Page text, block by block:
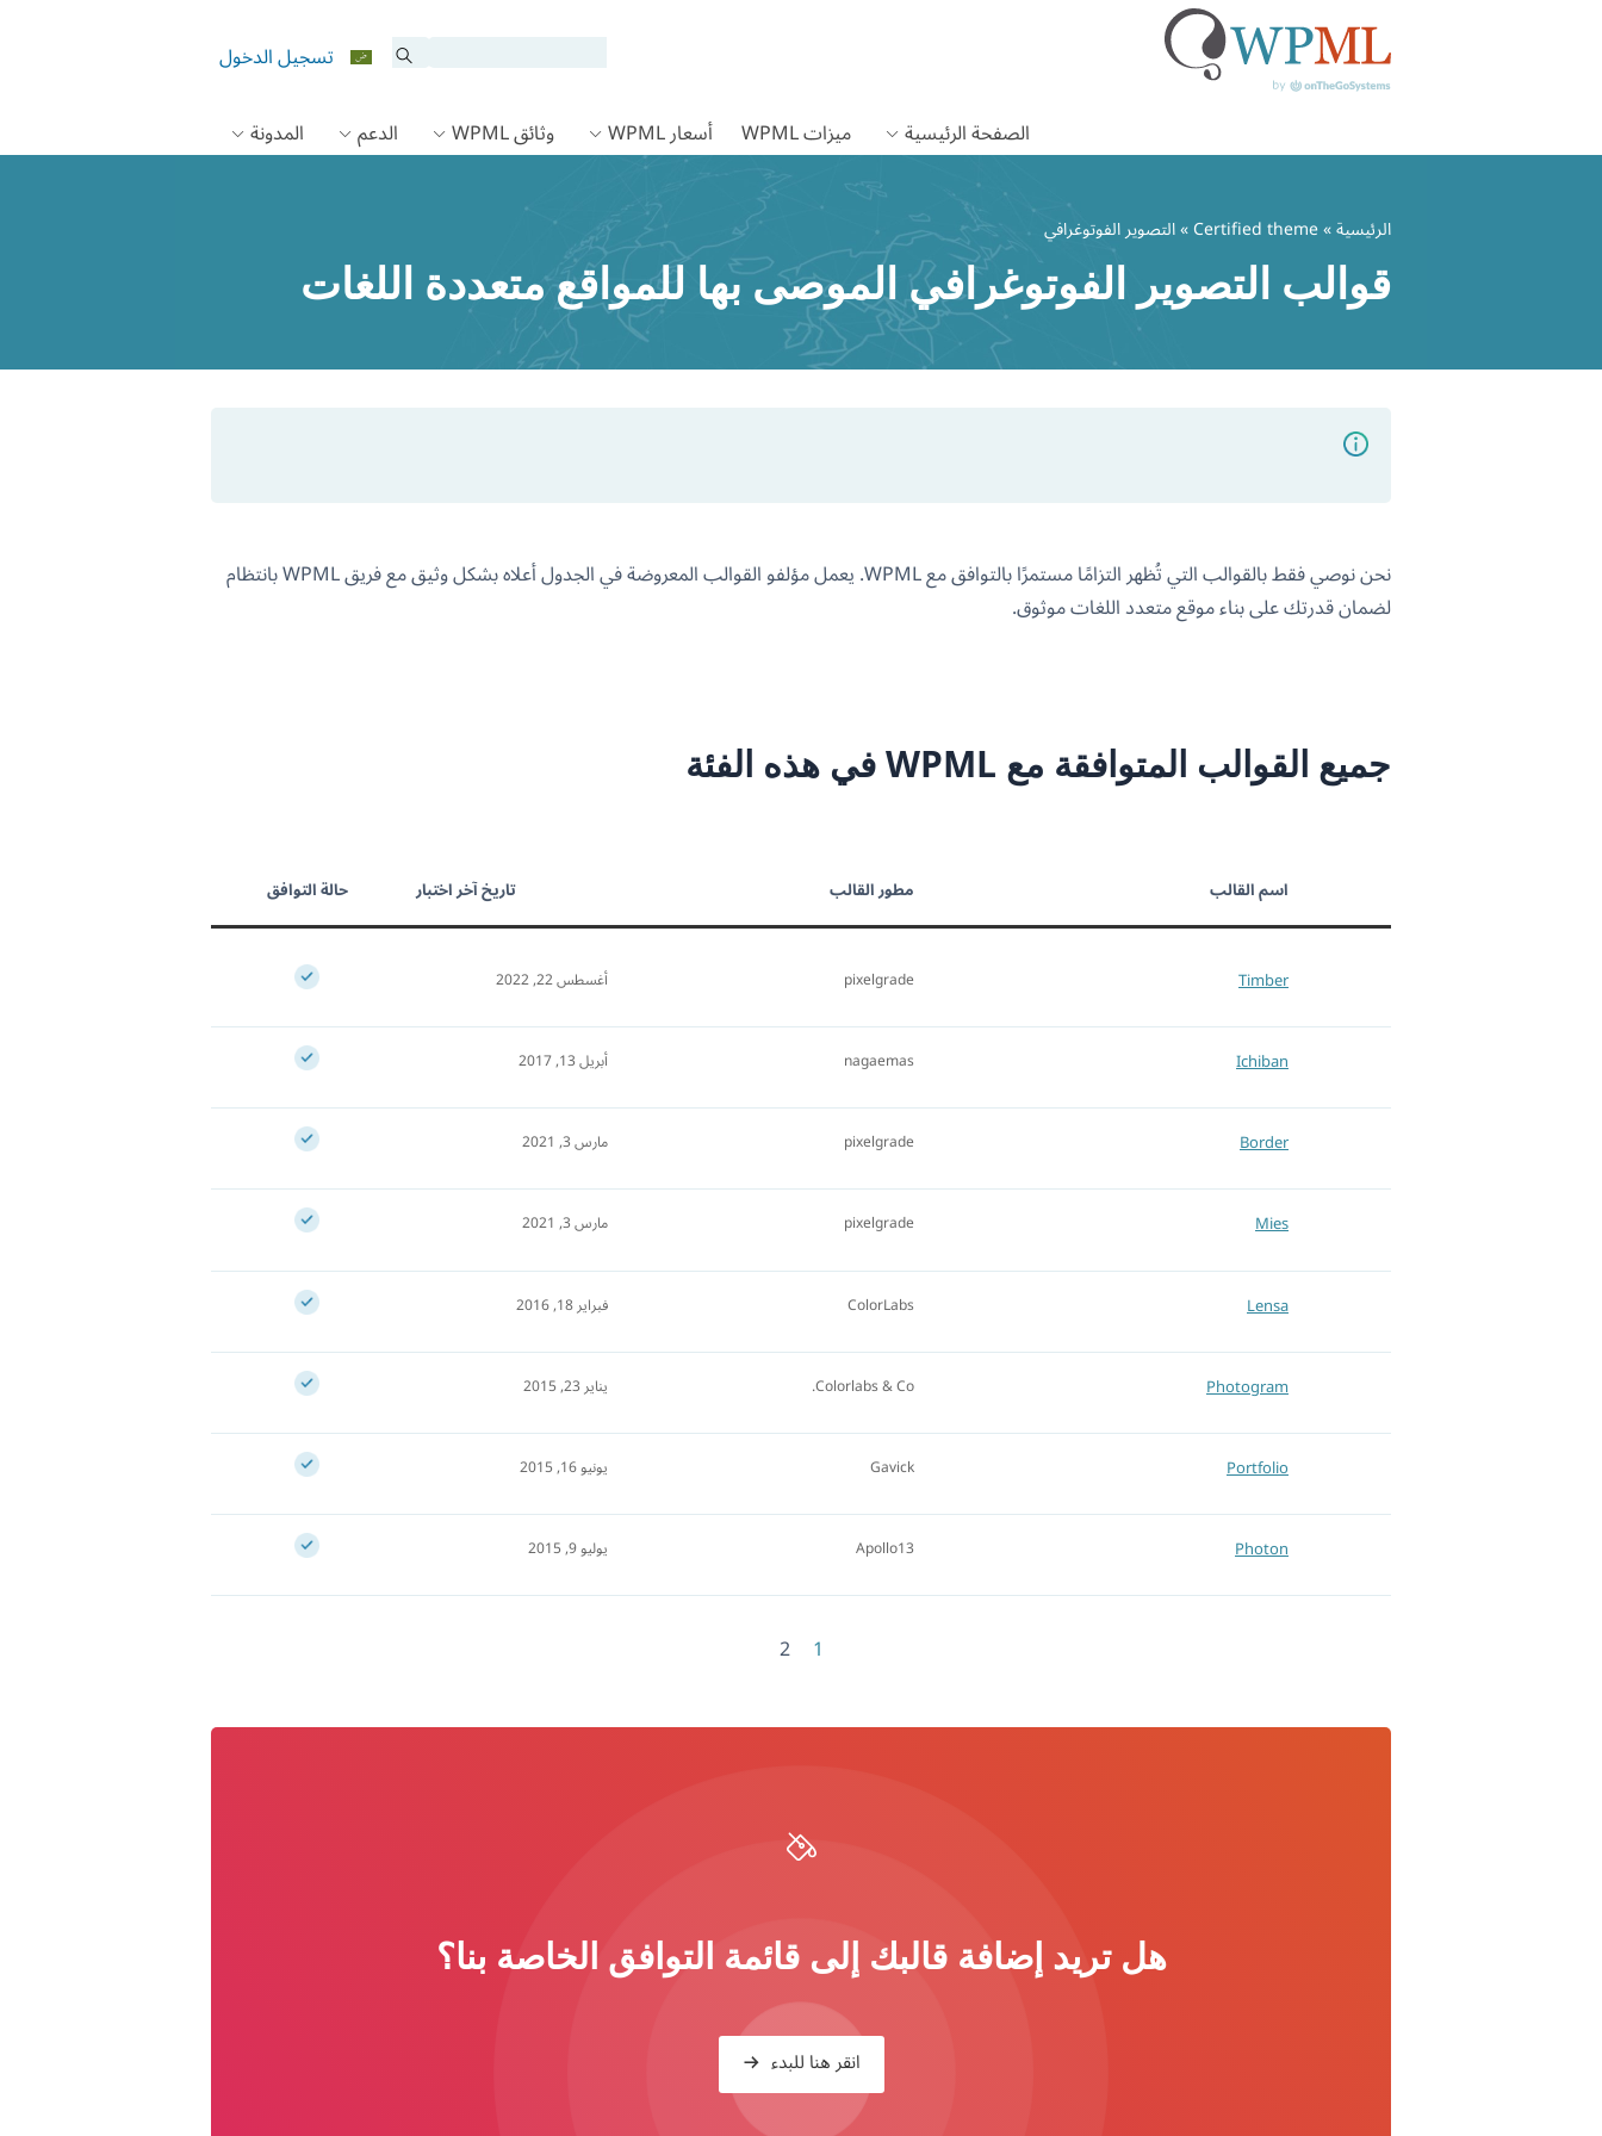
تسجيل الدخول
الصفحة الرئيسية
ميزات WPML أسعار WPML وثائق WPML الدعم المدونة
الرئيسية»
Certified theme» التصوير الفوتوغرافي
قوالب التصوير الفوتوغرافي الموصى بها للمواقع متعددة اللغات
نحن نوصي فقط بالقوالب التي تُظهر التزامًا مستمرًا بالتوافق مع WPML. يعمل مؤلفو القوالب المعروضة في الجدول أعلاه بشكل وثيق مع فريق WPML بانتظام
لضمان قدرتك على بناء موقع متعدد اللغات موثوق.
جميع القوالب المتوافقة مع WPML في هذه الفئة
اسم القالب مطور القالب تاريخ آخر اختبار حالة التوافق
Timber
pixelgrade أغسطس 22, 2022
Ichiban
nagaemas أبريل 13, 2017
Border
pixelgrade مارس 3, 2021
Mies
pixelgrade مارس 3, 2021
Lensa
ColorLabs فبراير 18, 2016
Photogram
Colorlabs & Co. يناير 23, 2015
Portfolio
Gavick يونيو 16, 2015
Photon
Apollo13 يوليو 9, 2015
1
2
هل تريد إضافة قالبك إلى قائمة التوافق الخاصة بنا؟
انقر هنا للبدء